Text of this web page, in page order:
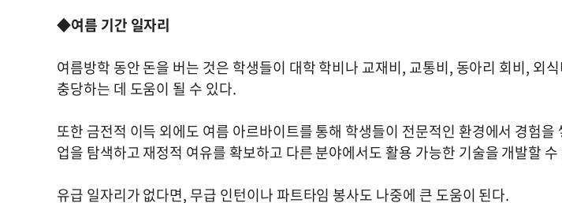
◆여름 기간 일자리
여름방학 동안 돈을 버는 것은 학생들이 대학 학비나 교재비, 교통비, 동아리 회비, 외
충당하는 데 도움이 될 수 있다.
또한 금전적 이득 외에도 여름 아르바이트를 통해 학생들이 전문적인 환경에서 경험을
업을 탐색하고 재정적 여유를 확보하고 다른 분야에서도 활용 가능한 기술을 개발할 수
유급 일자리가 없다면, 무급 인턴이나 파트타임 봉사도 나중에 큰 도움이 된다.